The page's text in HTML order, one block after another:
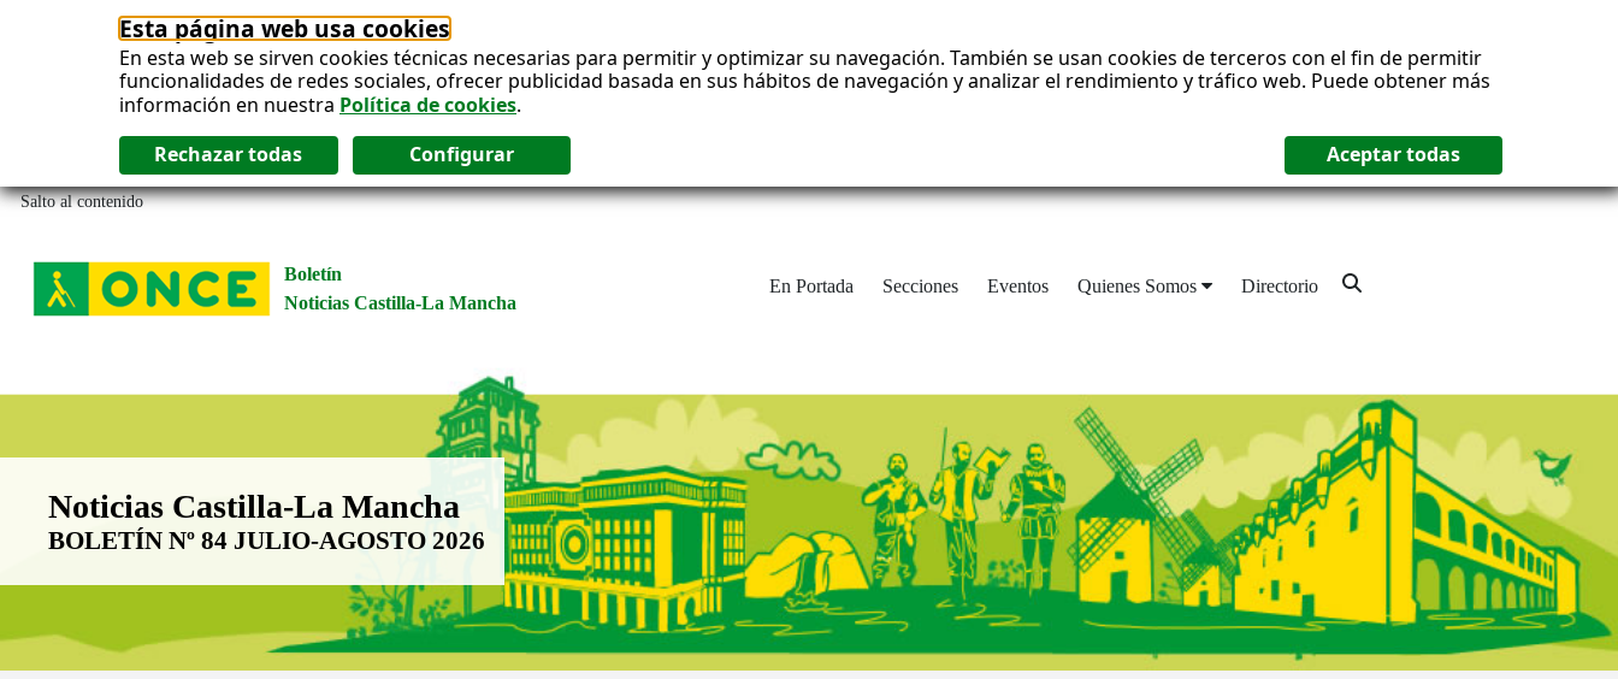
Esta página web usa cookies
En esta web se sirven cookies técnicas necesarias para permitir y optimizar su navegación. También se usan cookies de terceros con el fin de permitir
funcionalidades de redes sociales, ofrecer publicidad basada en sus hábitos de navegación y analizar el rendimiento y tráfico web. Puede obtener más
información en nuestra Política de cookies.
Salto al contenido
Boletín
Noticias Castilla-La Mancha
En Portada Secciones Eventos Quienes Somos Directorio
Boletín Noticias Castilla-La Mancha
Noticias Castilla-La Mancha
BOLETÍN Nº 84 JULIO-AGOSTO 2026